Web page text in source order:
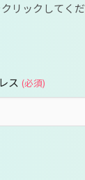
リックしてく
ス (必須)